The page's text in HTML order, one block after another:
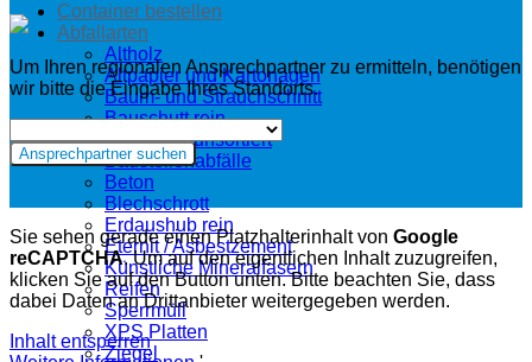
Container bestellen
Abfallarten
Altholz
Altpapier und Kartonagen
Baum- und Strauchschnitt
Bauschutt rein
Bauschutt unsortiert
Baustellenabfälle
Beton
Blechschrott
Erdaushub rein
Eternit / Asbestzement
Künstliche Mineralfasern
Reifen
Sperrmüll
XPS Platten
Ziegel
Um Ihren regionalen Ansprechpartner zu ermitteln, benötigen
wir bitte die Eingabe Ihres Standorts.
Ansprechpartner suchen
Sie sehen gerade einen Platzhalterinhalt von Google
reCAPTCHA. Um auf den eigentlichen Inhalt zuzugreifen,
klicken Sie auf den Button unten. Bitte beachten Sie, dass
dabei Daten an Drittanbieter weitergegeben werden.
Inhalt entsperren